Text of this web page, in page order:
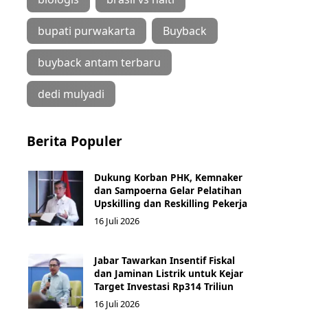
bupati purwakarta Buyback
buyback antam terbaru
dedi mulyadi
Berita Populer
Dukung Korban PHK, Kemnaker
dan Sampoerna Gelar Pelatihan
Upskilling dan Reskilling Pekerja
16 Juli 2026
Jabar Tawarkan Insentif Fiskal
dan Jaminan Listrik untuk Kejar
Target Investasi Rp314 Triliun
16 Juli 2026